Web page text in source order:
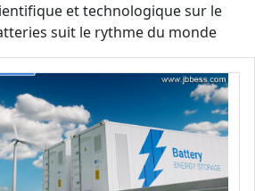
et technologique sur le
suit le rythme du monde